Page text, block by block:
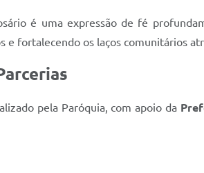
é uma expressão de fé
e fortalecendo os laços comunitários
pela Paróquia, com apoio da